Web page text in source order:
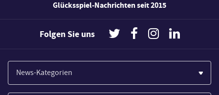
Glücksspiel-Nachrichten seit 2015
Folgen Sie uns
News-Kategorien